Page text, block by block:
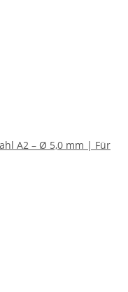
A2 – Ø 5,0 mm | Für